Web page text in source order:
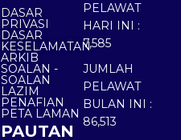
DASAR
PRIVASI
DASAR
KESELAMATAN
ARKIB
SOALAN -
SOALAN
LAZIM
PENAFIAN
PETA LAMAN
PAUTAN
PELAWAT
HARI INI :
7,585
JUMLAH
PELAWAT
BULAN INI :
86,513